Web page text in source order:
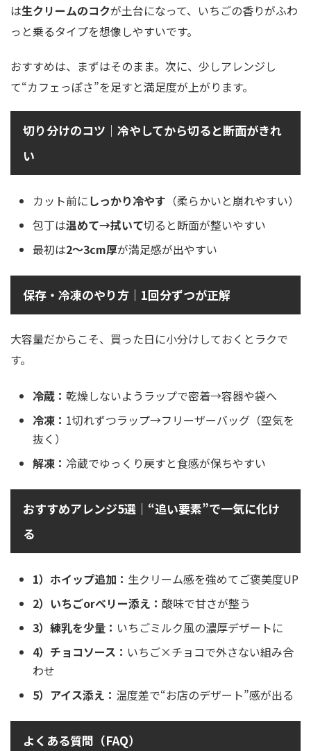
は生クリームのコクが土台になって、いちごの香りがふわ
っと乗るタイプを想像しやすいです。
おすすめは、まずはそのまま。次に、少しアレンジし
て“カフェっぽさ”を足すと満足度が上がります。
切り分けのコツ｜冷やしてから切ると断面がきれ
い
カット前にしっかり冷やす （柔らかいと崩れやすい）
包丁は温めて→拭いて切ると断面が整いやすい
最初は2〜3cm厚が満足感が出やすい
保存・冷凍のやり方｜1回分ずつが正解
大容量だからこそ、買った日に小分けしておくとラクで
す。
冷蔵： 乾燥しないようラップで密着→容器や袋へ
冷凍： 1切れずつラップ→フリーザーバッグ（空気を
抜く）
解凍： 冷蔵でゆっくり戻すと食感が保ちやすい
おすすめアレンジ5選｜“追い要素”で一気に化け
る
1）ホイップ追加： 生クリーム感を強めてご褒美度UP
2）いちごorベリー添え： 酸味で甘さが整う
3）練乳を少量： いちごミルク風の濃厚デザートに
4）チョコソース： いちご×チョコで外さない組み合
わせ
5）アイス添え： 温度差で“お店のデザート”感が出る
よくある質問（FAQ）